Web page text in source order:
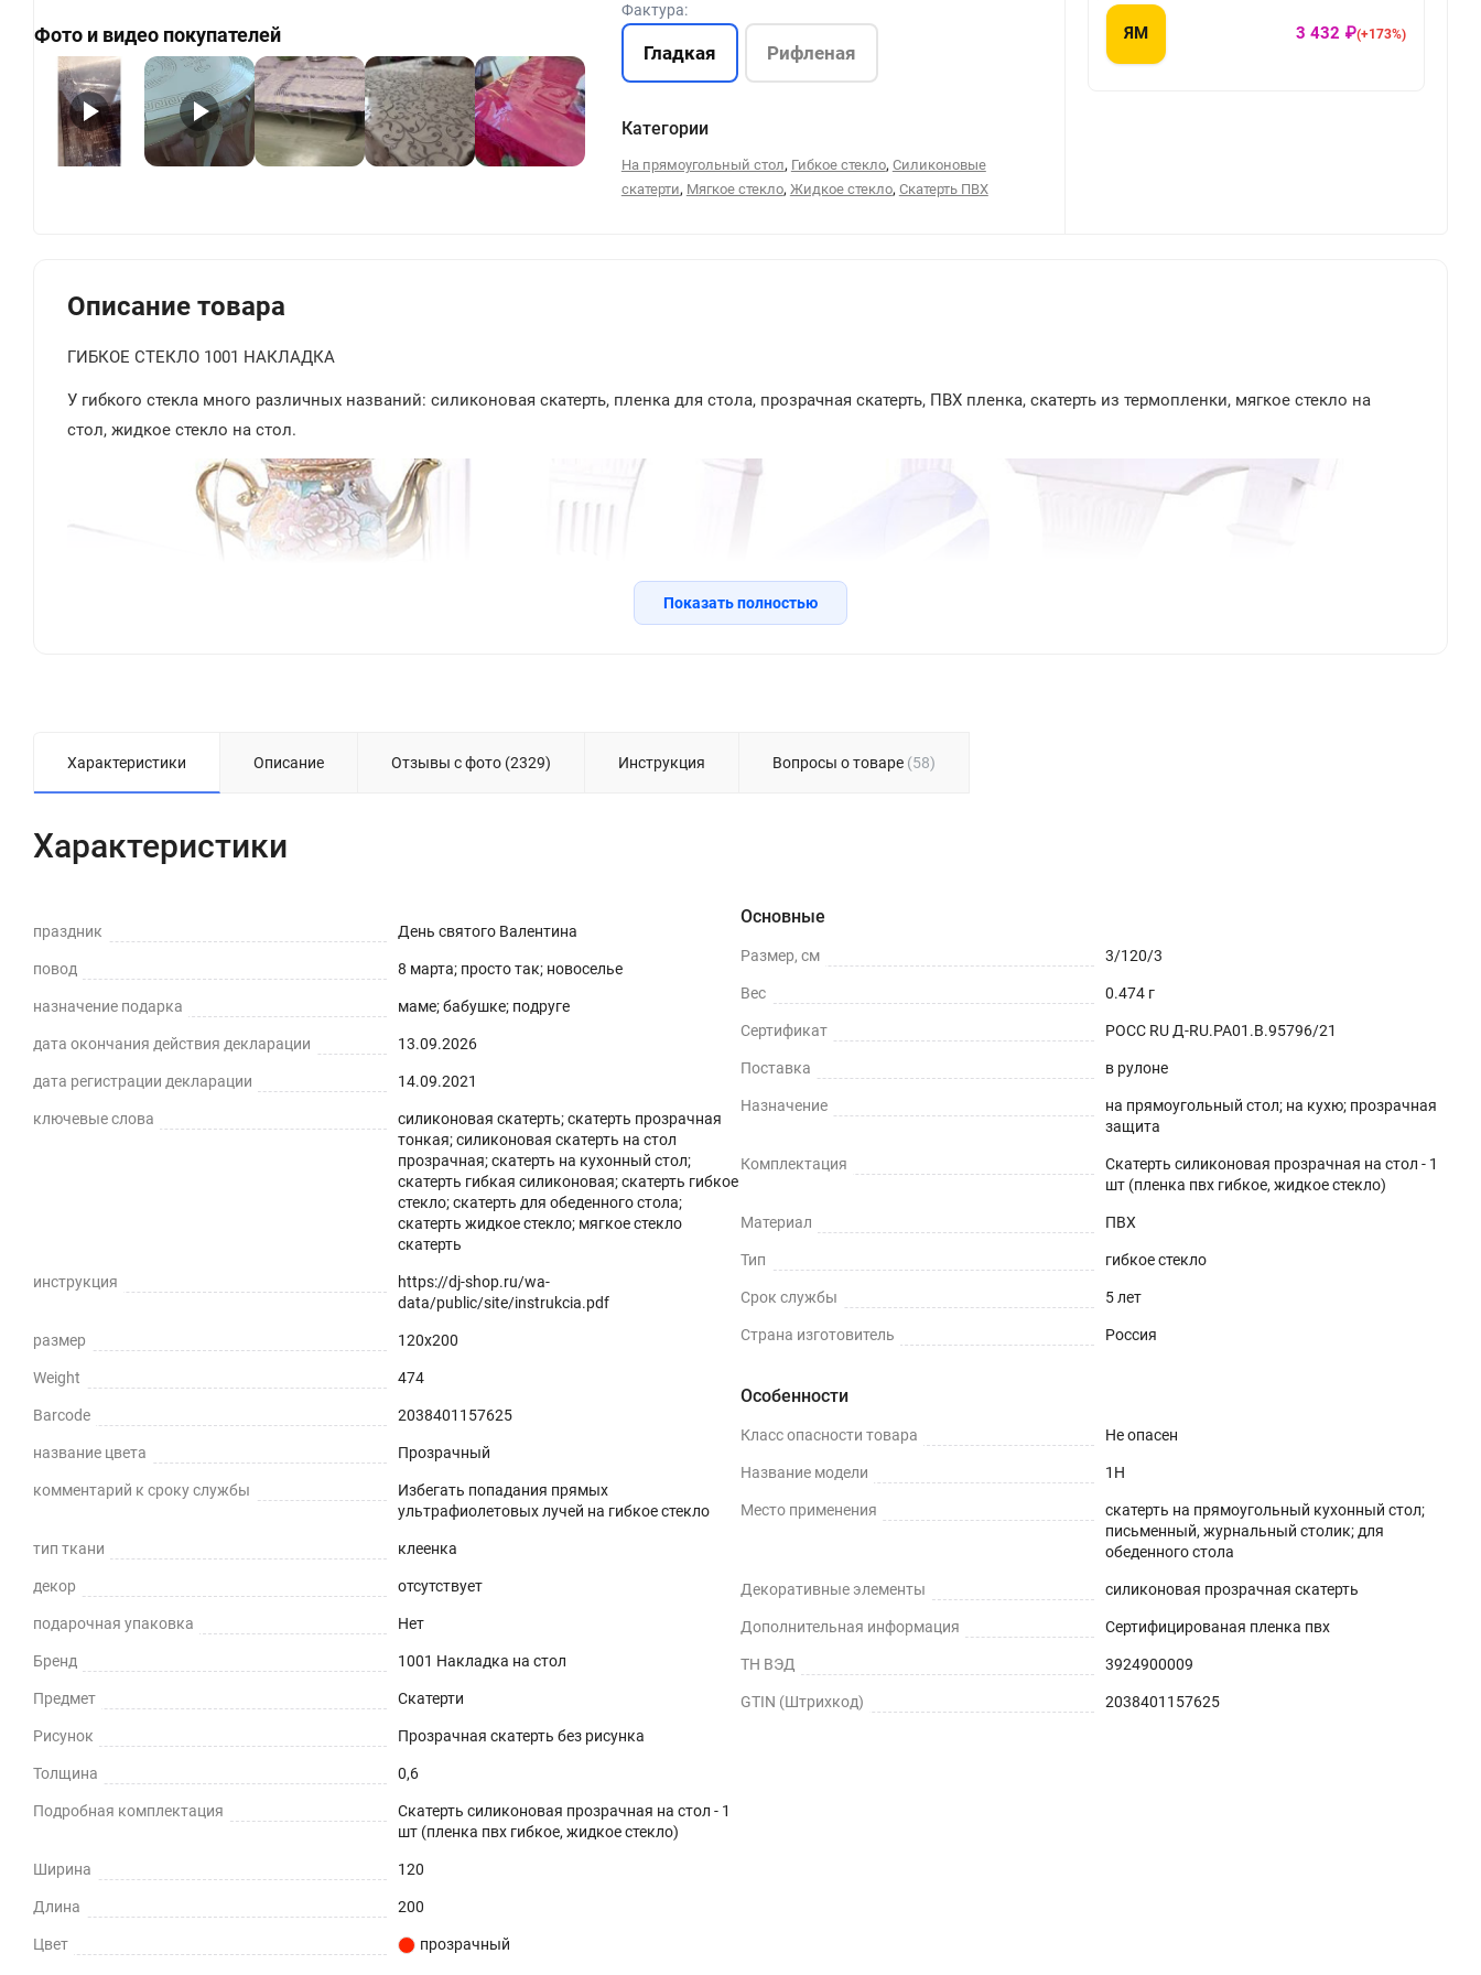
Фото и видео покупателей
Фактура:
Гладкая Рифленая
Категории
На прямоугольный стол, Гибкое стекло, Силиконовые
скатерти, Мягкое стекло, Жидкое стекло, Скатерть ПВХ
ЯМ 3 432 ₽(+173%)
Описание товара
ГИБКОЕ СТЕКЛО 1001 НАКЛАДКА
У гибкого стекла много различных названий: силиконовая скатерть, пленка для стола, прозрачная скатерть, ПВХ пленка, скатерть из термопленки, мягкое стекло на
стол, жидкое стекло на стол.
практичное решение для защиты плоских горизонтальных поверхностей и скатертей, а также для улучшения их внешнего вида. Для производства используется
экологически чистый ПВХ-материал с характеристиками водонепроницаемости, нескользкости, термостойкости (максимум до 70°С).
Прозрачная и Гибкая
Не скрывает натуральный цвет вашего стола или скатерти.
Приглушает звон столовых приборов.
Безопасно
Для людей и животных
Не нужно клеить
Показать полностью
Характеристики Описание Отзывы с фото (2329) Инструкция Вопросы о товаре (58)
Характеристики
праздник День святого Валентина
повод 8 марта; просто так; новоселье
назначение подарка маме; бабушке; подруге
дата окончания действия декларации 13.09.2026
дата регистрации декларации 14.09.2021
ключевые слова
силиконовая скатерть; скатерть прозрачная
тонкая; силиконовая скатерть на стол
прозрачная; скатерть на кухонный стол;
скатерть гибкая силиконовая; скатерть гибкое
стекло; скатерть для обеденного стола;
скатерть жидкое стекло; мягкое стекло
скатерть
инструкция
https://dj-shop.ru/wa-
data/public/site/instrukcia.pdf
размер 120x200
Weight 474
Barcode 2038401157625
название цвета Прозрачный
комментарий к сроку службы
Избегать попадания прямых
ультрафиолетовых лучей на гибкое стекло
тип ткани клеенка
декор отсутствует
подарочная упаковка Нет
Бренд 1001 Накладка на стол
Предмет Скатерти
Рисунок Прозрачная скатерть без рисунка
Толщина 0,6
Подробная комплектация
Скатерть силиконовая прозрачная на стол - 1
шт (пленка пвх гибкое, жидкое стекло)
Ширина 120
Длина 200
Цвет прозрачный
Основные
Размер, см 3/120/3
Вес 0.474 г
Сертификат РОСС RU Д-RU.РА01.В.95796/21
Поставка в рулоне
Назначение
на прямоугольный стол; на кухю; прозрачная
защита
Комплектация
Скатерть силиконовая прозрачная на стол - 1
шт (пленка пвх гибкое, жидкое стекло)
Материал ПВХ
Тип гибкое стекло
Срок службы 5 лет
Страна изготовитель Россия
Особенности
Класс опасности товара Не опасен
Название модели 1H
Место применения
скатерть на прямоугольный кухонный стол;
письменный, журнальный столик; для
обеденного стола
Декоративные элементы силиконовая прозрачная скатерть
Дополнительная информация Сертифицированая пленка пвх
ТН ВЭД 3924900009
GTIN (Штрихкод) 2038401157625